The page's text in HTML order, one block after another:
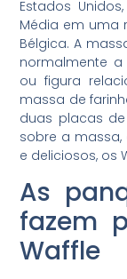
Estados
Média em uma
Bélgica. A
normalmente
ou figura
massa de
duas placas
sobre a
e deliciosos, os
As
fazem
Waffle